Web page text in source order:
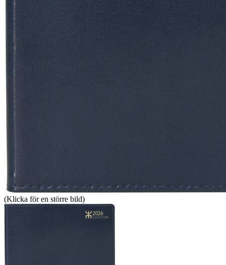
(Klicka för en större bild)